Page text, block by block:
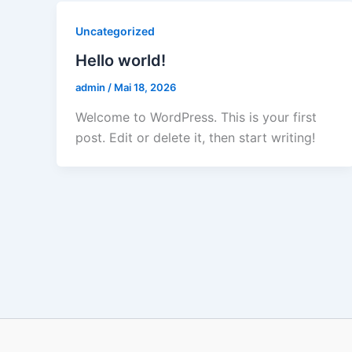
Uncategorized
Hello world!
admin / Mai 18, 2026
Welcome to WordPress. This is your first
post. Edit or delete it, then start writing!